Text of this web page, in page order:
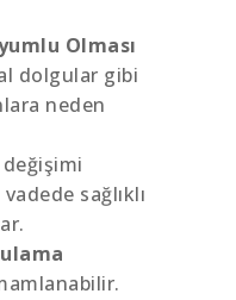
Olması
dolgular gibi
neden
sağlıklı